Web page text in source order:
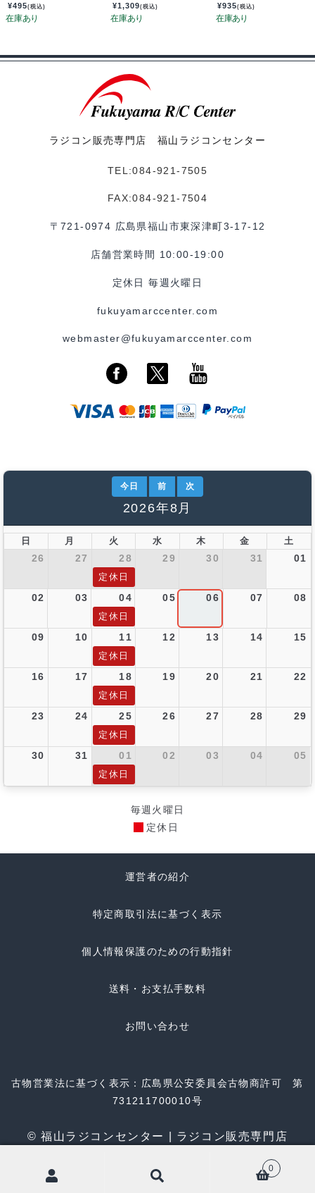
¥495(税込) ¥1,309(税込) ¥935(税込)
ラジコン販売専門店 福山ラジコンセンター
TEL:084-921-7505
FAX:084-921-7504
〒721-0974 広島県福山市東深津町3-17-12
店舗営業時間 10:00-19:00
定休日 毎週火曜日
fukuyamarccenter.com
webmaster@fukuyamarccenter.com
今日 前 次
2026年8月
日 月 火 水 木 金 土
26 27 28 29 30 31 01
定休日
02 03 04 05 06 07 08
定休日
09 10 11 12 13 14 15
定休日
16 17 18 19 20 21 22
定休日
23 24 25 26 27 28 29
定休日
30 31 01 02 03 04 05
定休日
毎週火曜日
定休日
運営者の紹介
特定商取引法に基づく表示
個人情報保護のための行動指針
送料・お支払手数料
お問い合わせ
古物営業法に基づく表示：広島県公安委員会古物商許可 第
731211700010号
© 福山ラジコンセンター | ラジコン販売専門店
0